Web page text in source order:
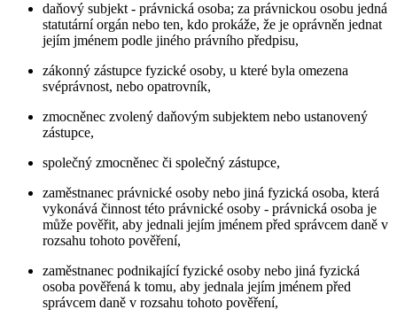
daňový subjekt - právnická osoba; za právnickou osobu jedná
statutární orgán nebo ten, kdo prokáže, že je oprávněn jednat
jejím jménem podle jiného právního předpisu,
zákonný zástupce fyzické osoby, u které byla omezena
svéprávnost, nebo opatrovník,
zmocněnec zvolený daňovým subjektem nebo ustanovený
zástupce,
společný zmocněnec či společný zástupce,
zaměstnanec právnické osoby nebo jiná fyzická osoba, která
vykonává činnost této právnické osoby - právnická osoba je
může pověřit, aby jednali jejím jménem před správcem daně v
rozsahu tohoto pověření,
zaměstnanec podnikající fyzické osoby nebo jiná fyzická
osoba pověřená k tomu, aby jednala jejím jménem před
správcem daně v rozsahu tohoto pověření,